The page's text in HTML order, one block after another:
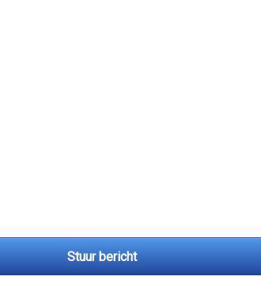
Stuur bericht